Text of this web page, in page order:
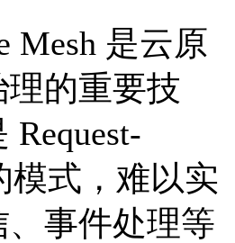
Mesh 是云原
的重要技
模式，难以实
事件处理等